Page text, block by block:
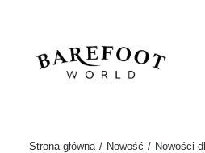
Strona główna Nowość
Nowości